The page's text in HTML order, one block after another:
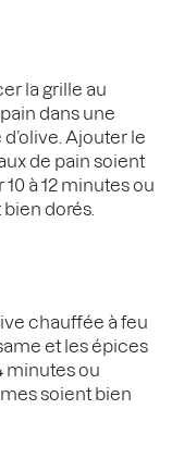
la grille au
dans une
Ajouter le
de pain soient
à 12 minutes ou
dorés.
chauffée à feu
et les épices
minutes ou
soient bien